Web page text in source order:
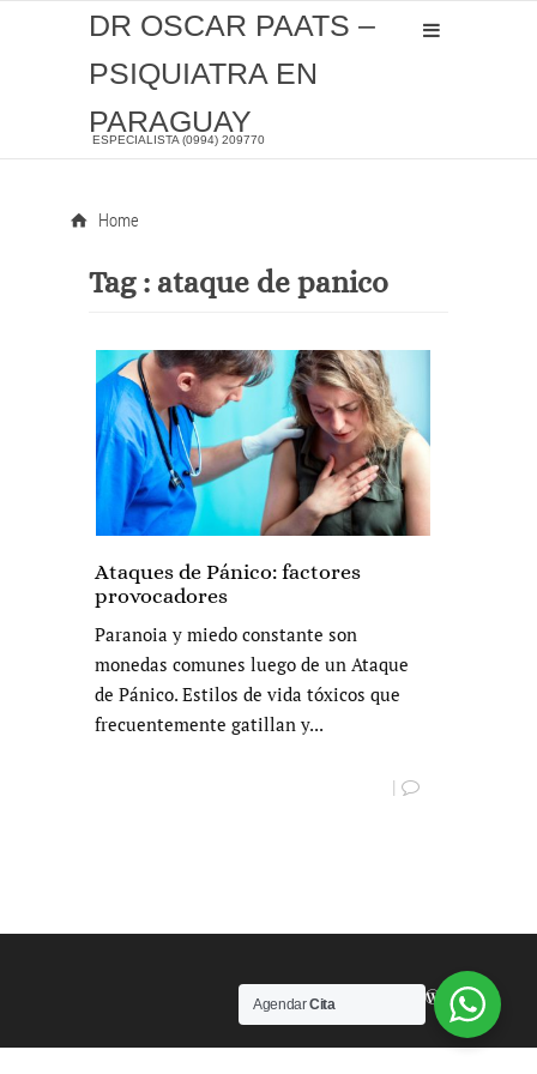
DR OSCAR PAATS –
PSIQUIATRA EN
PARAGUAY
ESPECIALISTA (0994) 209770
Home
Tag : ataque de panico
Ataques de Pánico: factores
provocadores
Paranoia y miedo constante son
monedas comunes luego de un Ataque
de Pánico. Estilos de vida tóxicos que
frecuentemente gatillan y...
|
AgendarCita